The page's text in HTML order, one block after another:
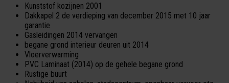
Kunststof kozijnen 2001
Dakkapel 2 de verdieping van december 2015 met 10 jaar
garantie
Gasleidingen 2014 vervangen
begane grond interieur deuren uit 2014
Vloerverwarming
PVC Laminaat (2014) op de gehele begane grond
Rustige buurt